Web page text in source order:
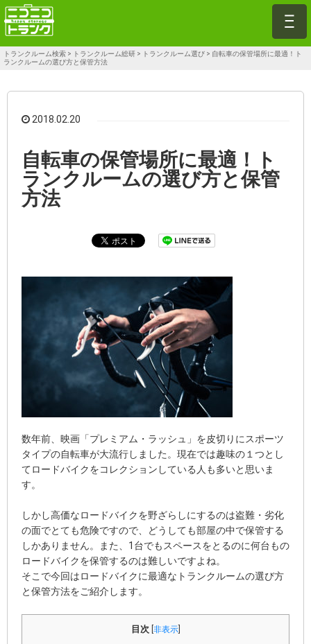
トランクルーム検索 > トランクルーム総研 > トランクルーム選び > 自転車の保管場所に最適！ト
ランクルームの選び方と保管方法
2018.02.20
自転車の保管場所に最適！ト
ランクルームの選び方と保管
方法
数年前、映画「プレミアム・ラッシュ」を皮切りにスポーツ
タイプの自転車が大流行しました。現在では趣味の１つとし
てロードバイクをコレクションしている人も多いと思いま
す。
しかし高価なロードバイクを野ざらしにするのは盗難・劣化
の面でとても危険ですので、どうしても部屋の中で保管する
しかありません。また、1台でもスペースをとるのに何台もの
ロードバイクを保管するのは難しいですよね。
そこで今回はロードバイクに最適なトランクルームの選び方
と保管方法をご紹介します。
目次 非表示]